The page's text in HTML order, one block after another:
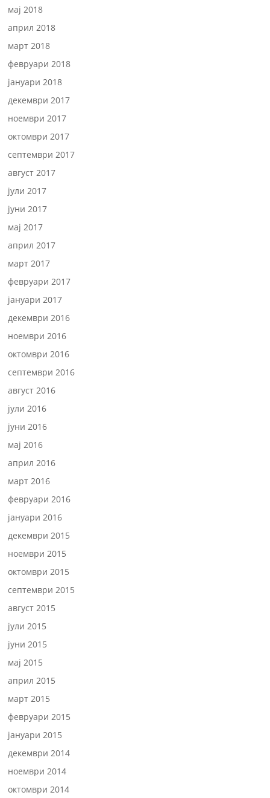
мај 2018
април 2018
март 2018
февруари 2018
јануари 2018
декември 2017
ноември 2017
октомври 2017
септември 2017
август 2017
јули 2017
јуни 2017
мај 2017
април 2017
март 2017
февруари 2017
јануари 2017
декември 2016
ноември 2016
октомври 2016
септември 2016
август 2016
јули 2016
јуни 2016
мај 2016
април 2016
март 2016
февруари 2016
јануари 2016
декември 2015
ноември 2015
октомври 2015
септември 2015
август 2015
јули 2015
јуни 2015
мај 2015
април 2015
март 2015
февруари 2015
јануари 2015
декември 2014
ноември 2014
октомври 2014